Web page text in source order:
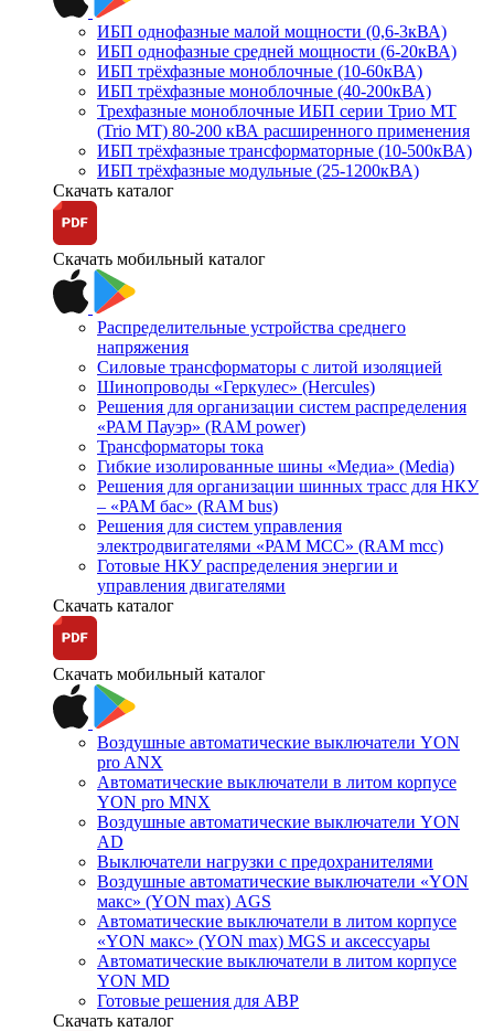
ИБП однофазные малой мощности (0,6-3кВА)
ИБП однофазные средней мощности (6-20кВА)
ИБП трёхфазные моноблочные (10-60кВА)
ИБП трёхфазные моноблочные (40-200кВА)
Трехфазные моноблочные ИБП серии Трио МТ
(Trio MT) 80-200 кВА расширенного применения
ИБП трёхфазные трансформаторные (10-500кВА)
ИБП трёхфазные модульные (25-1200кВА)
Скачать каталог
Скачать мобильный каталог
Распределительные устройства среднего
напряжения
Силовые трансформаторы с литой изоляцией
Шинопроводы «Геркулес» (Hercules)
Решения для организации систем распределения
«РАМ Пауэр» (RAM power)
Трансформаторы тока
Гибкие изолированные шины «Медиа» (Media)
Решения для организации шинных трасс для НКУ
– «РАМ бас» (RAM bus)
Решения для систем управления
электродвигателями «РАМ МСС» (RAM mcc)
Готовые НКУ распределения энергии и
управления двигателями
Скачать каталог
Скачать мобильный каталог
Воздушные автоматические выключатели YON
pro ANX
Автоматические выключатели в литом корпусе
YON pro MNX
Воздушные автоматические выключатели YON
AD
Выключатели нагрузки с предохранителями
Воздушные автоматические выключатели «YON
макс» (YON max) AGS
Автоматические выключатели в литом корпусе
«YON макс» (YON max) MGS и аксессуары
Автоматические выключатели в литом корпусе
YON MD
Готовые решения для АВР
Скачать каталог